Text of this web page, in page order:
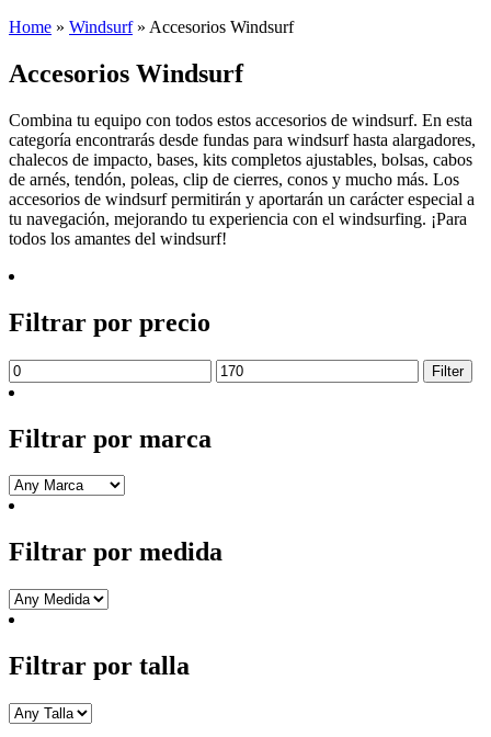
Home » Windsurf» Accesorios Windsurf
Accesorios Windsurf
Combina tu equipo con todos estos accesorios de windsurf. En esta
categoría encontrarás desde fundas para windsurf hasta alargadores,
chalecos de impacto, bases, kits completos ajustables, bolsas, cabos
de arnés, tendón, poleas, clip de cierres, conos y mucho más. Los
accesorios de windsurf permitirán y aportarán un carácter especial a
tu navegación, mejorando tu experiencia con el windsurfing. ¡Para
todos los amantes del windsurf!
Filtrar por precio
Min
price
Max
price
Filter
Filtrar por marca
Filtrar por medida
Filtrar por talla